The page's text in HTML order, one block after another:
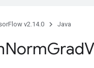
v2.14.0 Java
NormGrad